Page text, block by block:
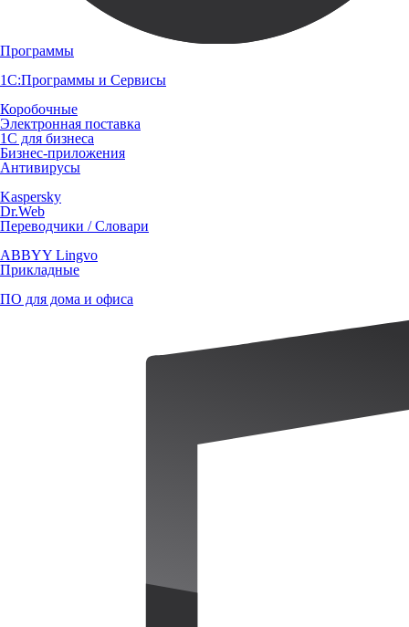
Программы
1С:Программы и Сервисы
Коробочные
Электронная поставка
1С для бизнеса
Бизнес-приложения
Антивирусы
Kaspersky
Dr.Web
Переводчики / Словари
ABBYY Lingvo
Прикладные
ПО для дома и офиса